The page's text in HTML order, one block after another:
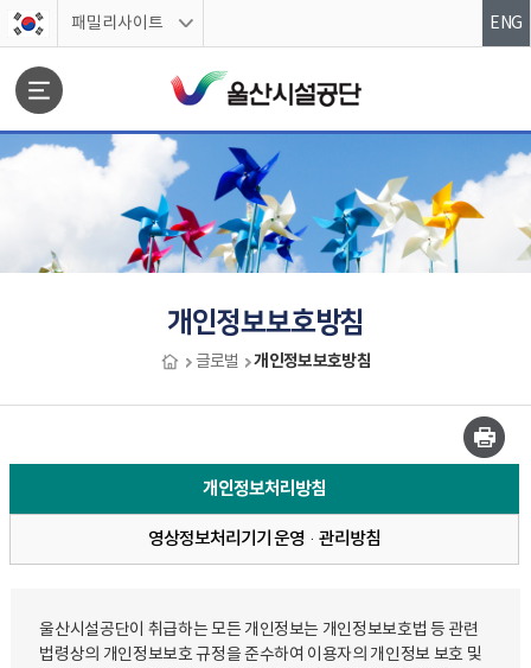
스킵네비게이션
패밀리사이트 ENG
개인정보보호방침
글로벌 개인정보보호방침
개인정보처리방침
영상정보처리기기 운영·관리방침
울산시설공단이 취급하는 모든 개인정보는 개인정보보호법 등 관련
법령상의 개인정보보호 규정을 준수하여 이용자의 개인정보 보호 및